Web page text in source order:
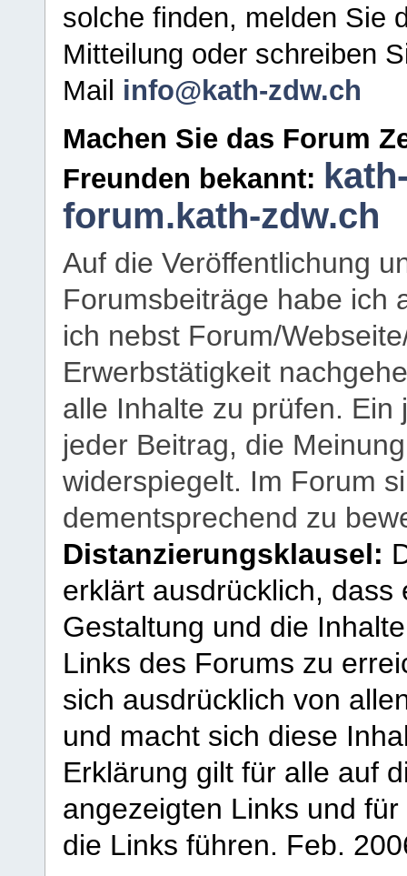
solche finden, melden Sie
Mitteilung oder schreiben
Mail info@kath-zdw.ch
Machen Sie das Forum
Freunden bekannt:
forum.kath-zdw.ch
Auf die Veröffentlichung
Forumsbeiträge habe ich
ich nebst Forum/
Erwerbstätigkeit
alle Inhalte zu prüfen.
jeder Beitrag, die
widerspiegelt. Im Forum
dementsprechend zu
Distanzierungsklausel:
erklärt ausdrücklich,
Gestaltung und die
Links des Forums zu
sich ausdrücklich von
und macht sich diese
Erklärung gilt für alle auf
angezeigten Links und
die Links führen. Feb.